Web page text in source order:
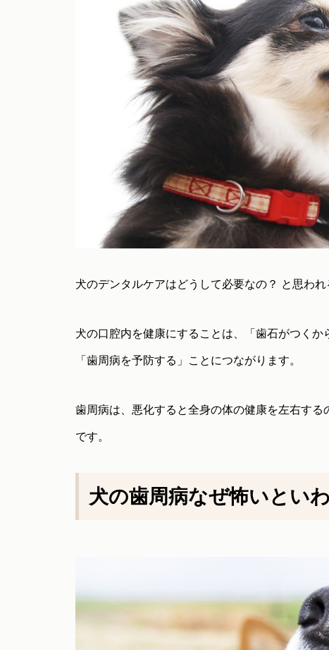
犬のデンタルケアはどうして必要なの？ と思われ
犬の口腔内を健康にすることは、「歯石がつく
「歯周病を予防する」ことにつながります。
歯周病は、悪化すると全身の体の健康を左右す
です。
犬の歯周病なぜ怖いと い